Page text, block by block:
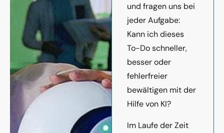
und fragen uns bei
jeder Aufgabe:
Kann ich dieses
To-Do schneller,
besser oder
fehlerfreier
bewältigen mit der
Hilfe von KI?
Im Laufe der Zeit